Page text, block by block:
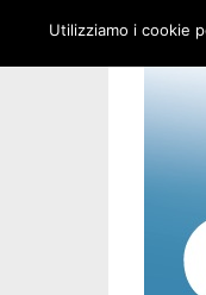
Utilizziamo i cookie